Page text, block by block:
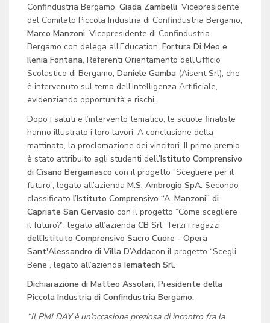
Confindustria Bergamo, Giada Zambelli, Vicepresidente
del Comitato Piccola Industria di Confindustria Bergamo,
Marco Manzoni, Vicepresidente di Confindustria
Bergamo con delega all’Education, Fortura Di Meo e
Ilenia Fontana, Referenti Orientamento dell’Ufficio
Scolastico di Bergamo, Daniele Gamba (Aisent Srl), che
è intervenuto sul tema dell’Intelligenza Artificiale,
evidenziando opportunità e rischi.
Dopo i saluti e l’intervento tematico, le scuole finaliste
hanno illustrato i loro lavori. A conclusione della
mattinata, la proclamazione dei vincitori. Il primo premio
è stato attribuito agli studenti dell’Istituto Comprensivo
di Cisano Bergamasco con il progetto “Scegliere per il
futuro”, legato all’azienda M.S. Ambrogio SpA. Secondo
classificato l’Istituto Comprensivo “A. Manzoni” di
Capriate San Gervasio con il progetto “Come scegliere
il futuro?”, legato all’azienda CB Srl. Terzi i ragazzi
dell’Istituto Comprensivo Sacro Cuore - Opera
Sant'Alessandro di Villa D’Addacon il progetto “Scegli
Bene”, legato all’azienda Iematech Srl.
Dichiarazione di Matteo Assolari, Presidente della
Piccola Industria di Confindustria Bergamo.
“Il PMI DAY è un’occasione preziosa di incontro fra la